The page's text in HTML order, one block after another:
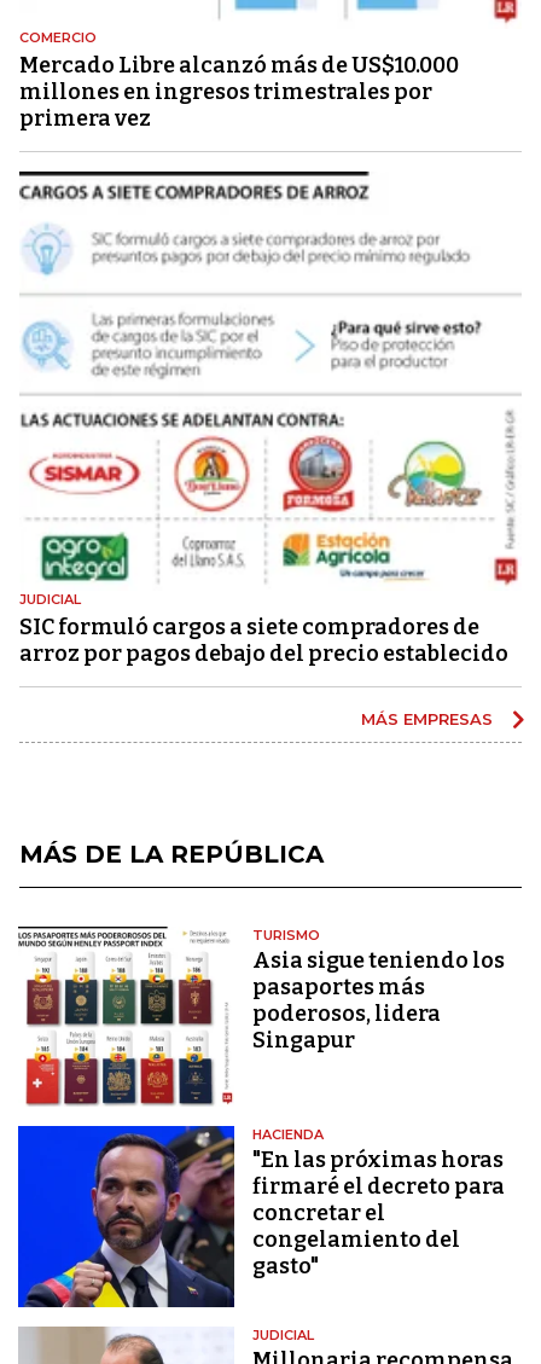
COMERCIO
Mercado Libre alcanzó más de US$10.000
millones en ingresos trimestrales por
primera vez
JUDICIAL
SIC formuló cargos a siete compradores de
arroz por pagos debajo del precio establecido
MÁS EMPRESAS
MÁS DE LA REPÚBLICA
TURISMO
Asia sigue teniendo los
pasaportes más
poderosos, lidera
Singapur
HACIENDA
"En las próximas horas
firmaré el decreto para
concretar el
congelamiento del
gasto"
JUDICIAL